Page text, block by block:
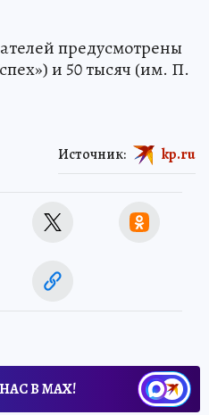
предусмотрены
и 50 тысяч (им. П.
Источник: kp.ru
В МАХ!